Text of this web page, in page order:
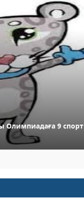
Олимпиадаға 9 спорт